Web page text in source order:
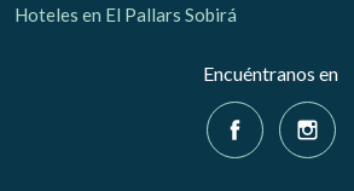
Hoteles en El Pallars Sobirá
Encuéntranos en